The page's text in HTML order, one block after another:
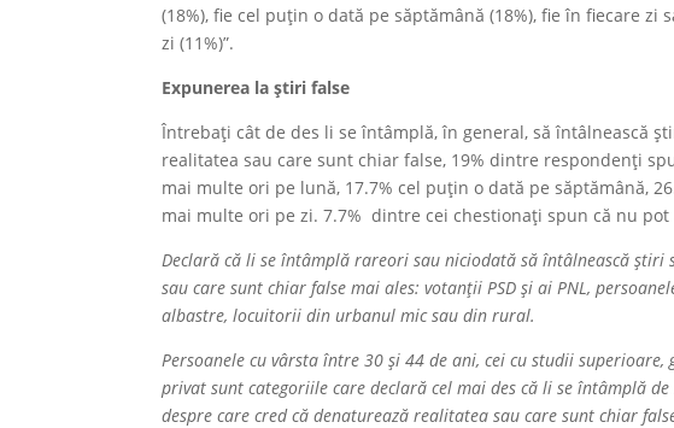
(18%), fie cel puțin o dată pe săptămână (18%), fie în fiecare
zi (11%)”.
Expunerea la știri false
Întrebați cât de des li se întâmplă, în general, să întâlnească
realitatea sau care sunt chiar false, 19% dintre respondenți
mai multe ori pe lună, 17.7% cel puțin o dată pe săptămână,
mai multe ori pe zi. 7.7% dintre cei chestionați spun că nu
Declară că li se întâmplă rareori sau niciodată să întâlnească
sau care sunt chiar false mai ales: votanții PSD și ai PNL,
albastre, locuitorii din urbanul mic sau din rural.
Persoanele cu vârsta între 30 și 44 de ani, cei cu studii
privat sunt categoriile care declară cel mai des că li se întâmplă
despre care cred că denaturează realitatea sau care sunt chiar